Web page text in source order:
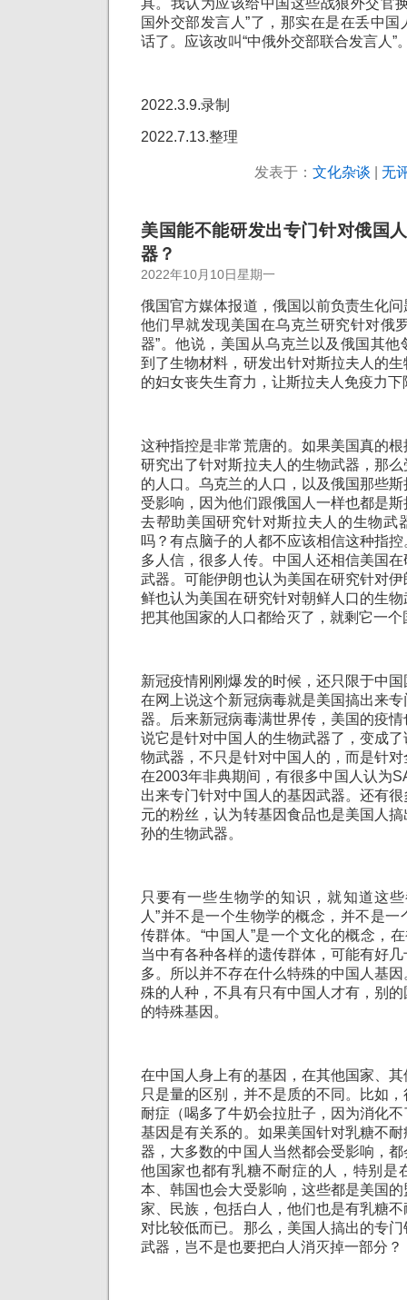
具。我认为应该给中国这些战狼外交官
国外交部发言人”了，那实在是在丢中
话了。应该改叫“中俄外交部联合发言人”
2022.3.9.录制
2022.7.13.整理
发表于： 文化杂谈 无
美国能不能研发出专门针对俄国
器？
2022年10月10日星期一
俄国官方媒体报道，俄国以前负责生化
他们早就发现美国在乌克兰研究针对俄
器”。他说，美国从乌克兰以及俄国其
到了生物材料，研发出针对斯拉夫人的
的妇女丧失生育力，让斯拉夫人免疫力
这种指控是非常荒唐的。如果美国真的
研究出了针对斯拉夫人的生物武器，那
的人口。乌克兰的人口，以及俄国那些
受影响，因为他们跟俄国人一样也都是
去帮助美国研究针对斯拉夫人的生物武
吗？有点脑子的人都不应该相信这种指
多人信，很多人传。中国人还相信美国
武器。可能伊朗也认为美国在研究针对
鲜也认为美国在研究针对朝鲜人口的生
把其他国家的人口都给灭了，就剩它一个
新冠疫情刚刚爆发的时候，还只限于中
在网上说这个新冠病毒就是美国搞出来
器。后来新冠病毒满世界传，美国的疫
说它是针对中国人的生物武器了，变成
物武器，不只是针对中国人的，而是针
在2003年非典期间，有很多中国人认为
出来专门针对中国人的基因武器。还有
元的粉丝，认为转基因食品也是美国人
孙的生物武器。
只要有一些生物学的知识，就知道这
人”并不是一个生物学的概念，并不是
传群体。“中国人”是一个文化的概念，
当中有各种各样的遗传群体，可能有好
多。所以并不存在什么特殊的中国人基
殊的人种，不具有只有中国人才有，别
的特殊基因。
在中国人身上有的基因，在其他国家、
只是量的区别，并不是质的不同。比如
耐症（喝多了牛奶会拉肚子，因为消化
基因是有关系的。如果美国针对乳糖不
器，大多数的中国人当然都会受影响，
他国家也都有乳糖不耐症的人，特别是
本、韩国也会大受影响，这些都是美国
家、民族，包括白人，他们也是有乳糖
对比较低而已。那么，美国人搞出的专
武器，岂不是也要把白人消灭掉一部分？